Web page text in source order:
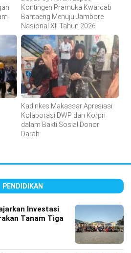
Kontingen Pramuka Kwarcab
Bantaeng Menuju Jambore
Nasional XII Tahun 2026
Kadinkes Makassar Apresiasi
Kolaborasi DWP dan Korpri
dalam Bakti Sosial Donor
Darah
PENDIDIKAN
Investasi
Tanam Tiga